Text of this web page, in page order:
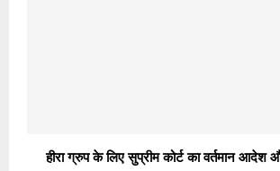
हीरा ग्रुप के लिए सुप्रीम कोर्ट का वर्तमान आदेश